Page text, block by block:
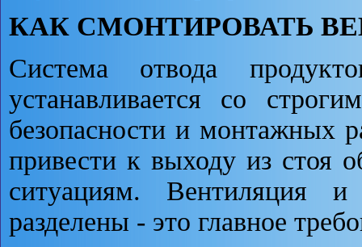
КАК СМОНТИРОВАТЬ
Система отвода
устанавливается со
безопасности и монтажных
привести к выходу из стоя
ситуациям. Вентиляция
разделены - это главное